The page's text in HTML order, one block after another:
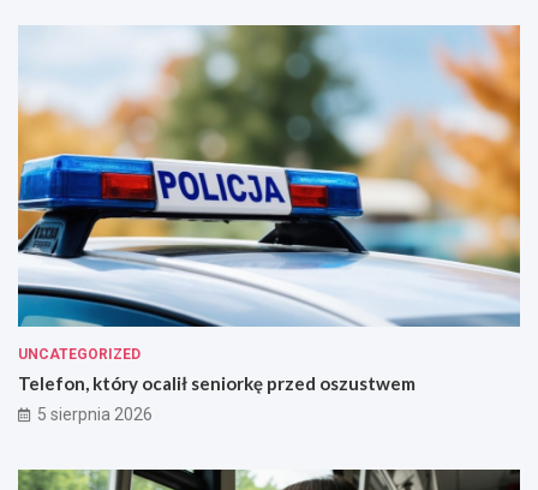
UNCATEGORIZED
Telefon, który ocalił seniorkę przed oszustwem
5 sierpnia 2026